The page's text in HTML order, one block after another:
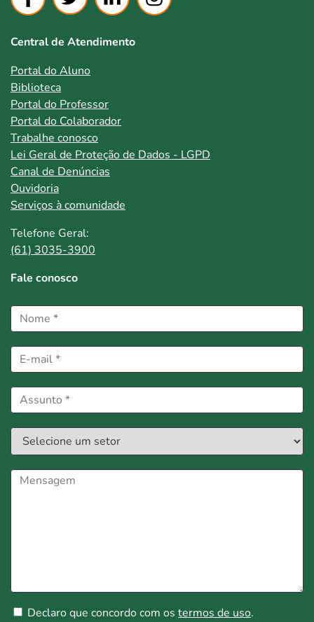
Central de Atendimento
Portal do Aluno
Biblioteca
Portal do Professor
Portal do Colaborador
Trabalhe conosco
Lei Geral de Proteção de Dados - LGPD
Canal de Denúncias
Ouvidoria
Serviços à comunidade
Telefone Geral:
(61) 3035-3900
Fale conosco
Declaro que concordo com os termos de uso.